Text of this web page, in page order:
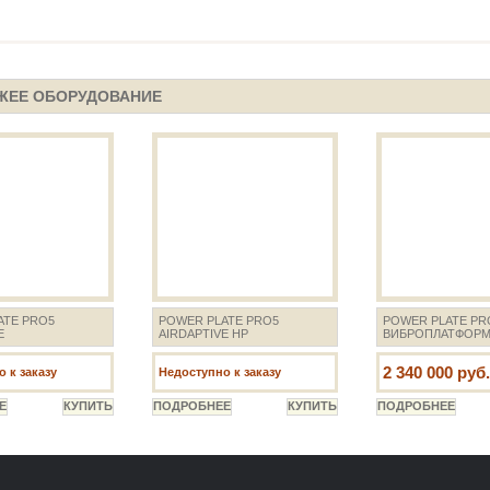
ОБОРУДОВАНИЕ
PRO5
POWER PLATE PRO5
AIRDAPTIVE HP
POWER PLATE
к заказу Недоступно к заказу 2 340 000 руб.